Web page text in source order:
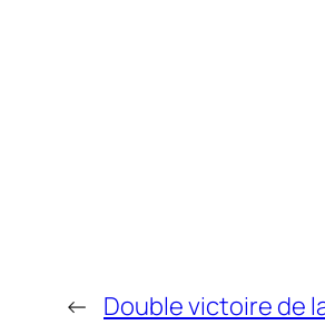
← Double victoire de